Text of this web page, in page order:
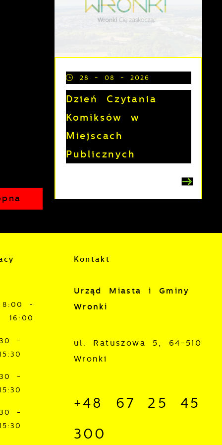
28 - 08 - 2026
Dzień Czytania
Komiksów w
Miejscach
Publicznych
8:00 -
16:00
-
-
-
Kontakt
Urząd Miasta i Gminy
Wronki
ul. Ratuszowa 5, 64-510
Wronki
+48 67 25 45
300